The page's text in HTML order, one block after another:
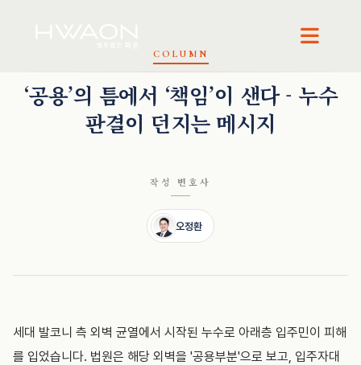
COLUMN
‘공용’의 틈에서 ‘책임’이 샌다 - 누수
판결이 던지는 메시지
작성 변호사
오정환
세대 발코니 측 외벽 균열에서 시작된 누수로 아래층 입주민이 피해
를 입었습니다. 법원은 해당 외벽을 '공용부분'으로 보고, 입주자대